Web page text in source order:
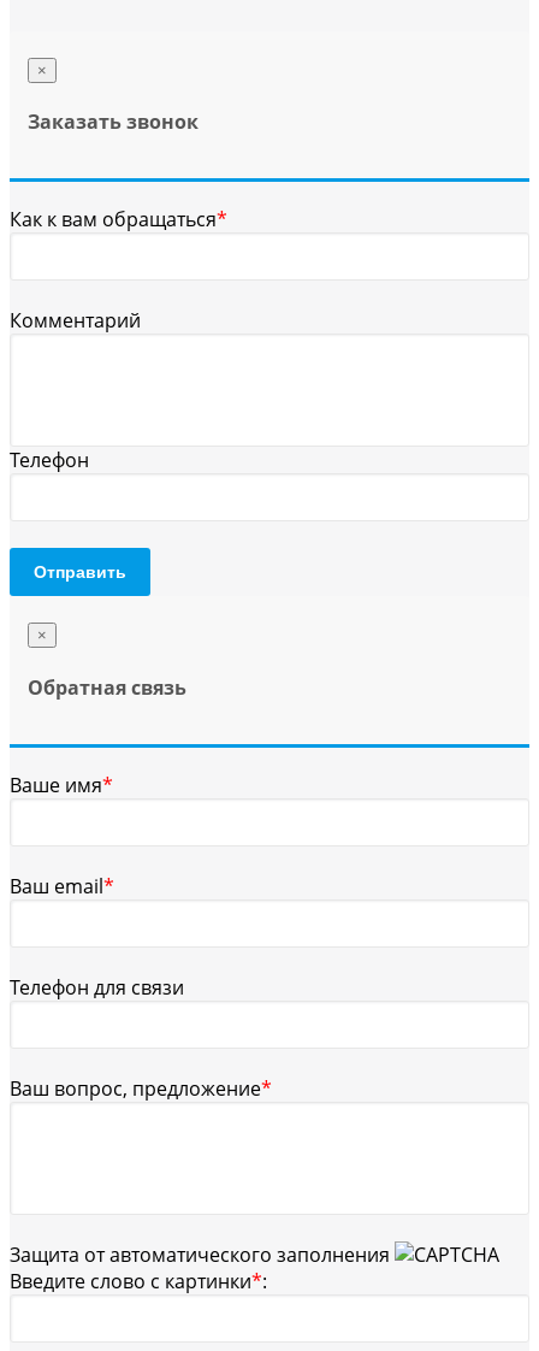
×
Заказать звонок
Как к вам обращаться*
Комментарий
Телефон
Отправить
×
Обратная связь
Ваше имя*
Ваш email*
Телефон для связи
Ваш вопрос, предложение*
Защита от автоматического заполнения
Введите слово с картинки*: